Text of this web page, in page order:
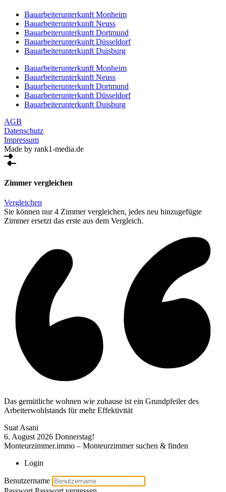
Bauarbeiterunterkunft Monheim
Bauarbeiterunterkunft Neuss
Bauarbeiterunterkunft Dortmund
Bauarbeiterunterkunft Düsseldorf
Bauarbeiterunterkunft Duisburg
Bauarbeiterunterkunft Monheim
Bauarbeiterunterkunft Neuss
Bauarbeiterunterkunft Dortmund
Bauarbeiterunterkunft Düsseldorf
Bauarbeiterunterkunft Duisburg
AGB
Datenschutz
Impressum
Made by rank1-media.de
Zimmer vergleichen
Vergleichen
Sie können nur 4 Zimmer vergleichen, jedes neu hinzugefügte
Zimmer ersetzt das erste aus dem Vergleich.
Das gemütliche wohnen wie zuhause ist ein Grundpfeiler des
Arbeiterwohlstands für mehr Effektivität
Suat Asani
6. August 2026 Donnerstag!
Monteurzimmer.immo – Monteurzimmer suchen & finden
Login
Benutzername